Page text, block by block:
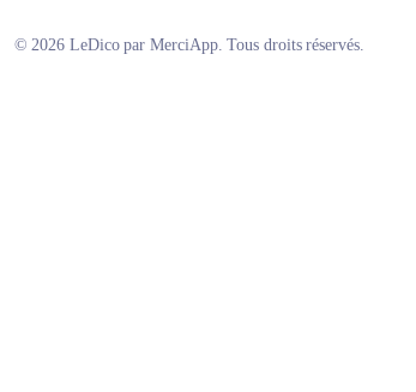
© 2026 LeDico par MerciApp. Tous droits réservés.